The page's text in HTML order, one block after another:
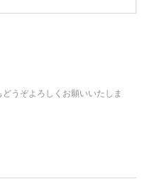
うぞよろしくお願いいたしま